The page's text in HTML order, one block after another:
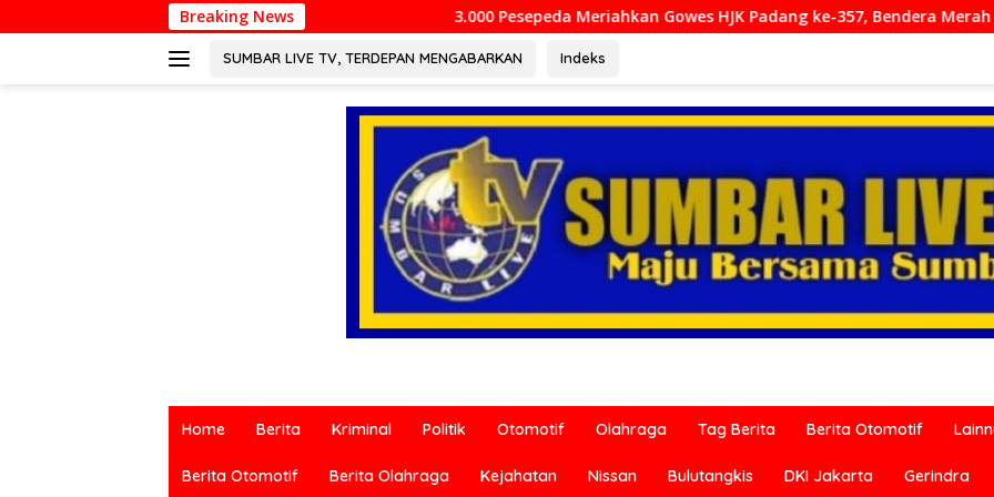
ke
Breaking News
3.000 Pesepeda Meriahkan Gowes HJK Padang ke-357, Bendera Merah Putih Dibagikan Sambut
SUMBAR LIVE TV, TERDEPAN MENGABARKAN Indeks
terkini
berbagai
Home Berita Kriminal Politik Otomotif Olahraga Tag Berita Berita Otomotif
Berita Otomotif Berita Olahraga Kejahatan Nissan Bulutangkis DKI Jakarta Gerindra